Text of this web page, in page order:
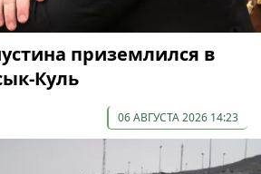
приземлился в
Куль
06 АВГУСТА 2026 14:23